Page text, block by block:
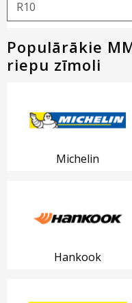
Populārākie
riepu zīmoli
Michelin
Hankook